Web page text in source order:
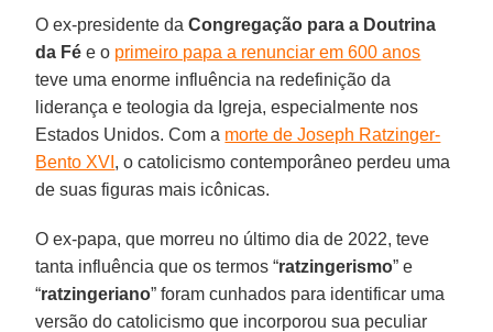
O ex-presidente daCongregação para a Doutrina
da Fée o primeiro papa a renunciar em 600 anos
teve uma enorme influência na redefinição da
liderança e teologia da Igreja, especialmente nos
Estados Unidos. Com a morte de Joseph Ratzinger-
Bento XVI , o catolicismo contemporâneo perdeu uma
de suas figuras mais icônicas.
O ex-papa, que morreu no último dia de 2022, teve
tanta influência que os termos “ratzingerismo” e
“ratzingeriano” foram cunhados para identificar uma
versão do catolicismo que incorporou sua peculiar